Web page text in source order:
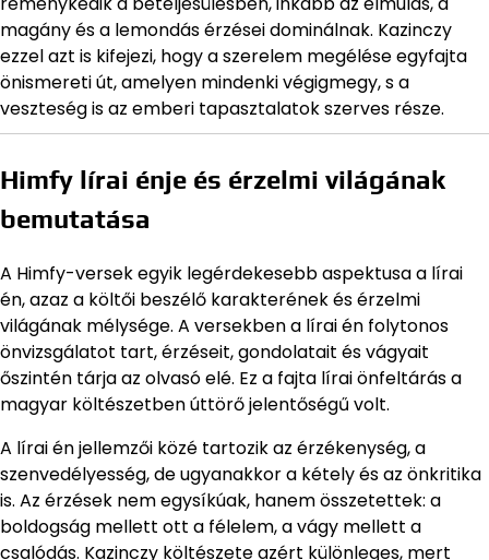
magány és a lemondás érzései dominálnak. Kazinczy
ezzel azt is kifejezi, hogy a szerelem megélése egyfajta
önismereti út, amelyen mindenki végigmegy, s a
veszteség is az emberi tapasztalatok szerves része.
Himfy lírai énje és érzelmi világának
bemutatása
A Himfy-versek egyik legérdekesebb aspektusa a lírai
én, azaz a költői beszélő karakterének és érzelmi
világának mélysége. A versekben a lírai én folytonos
önvizsgálatot tart, érzéseit, gondolatait és vágyait
őszintén tárja az olvasó elé. Ez a fajta lírai önfeltárás a
magyar költészetben úttörő jelentőségű volt.
A lírai én jellemzői közé tartozik az érzékenység, a
szenvedélyesség, de ugyanakkor a kétely és az önkritika
is. Az érzések nem egysíkúak, hanem összetettek: a
boldogság mellett ott a félelem, a vágy mellett a
csalódás. Kazinczy költészete azért különleges, mert